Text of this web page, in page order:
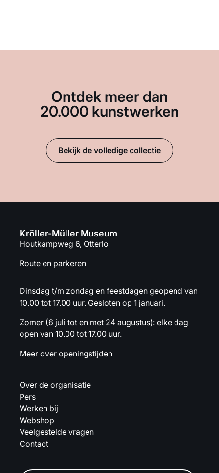
Ontdek meer dan
20.000 kunstwerken
Bekijk de volledige collectie
Kröller-Müller Museum
Houtkampweg 6, Otterlo
Route en parkeren
Dinsdag t/m zondag en feestdagen geopend van
10.00 tot 17.00 uur. Gesloten op 1 januari.
Zomer (6 juli tot en met 24 augustus): elke dag
open van 10.00 tot 17.00 uur.
Meer over openingstijden
Over de organisatie
Pers
Werken bij
Webshop
Veelgestelde vragen
Contact